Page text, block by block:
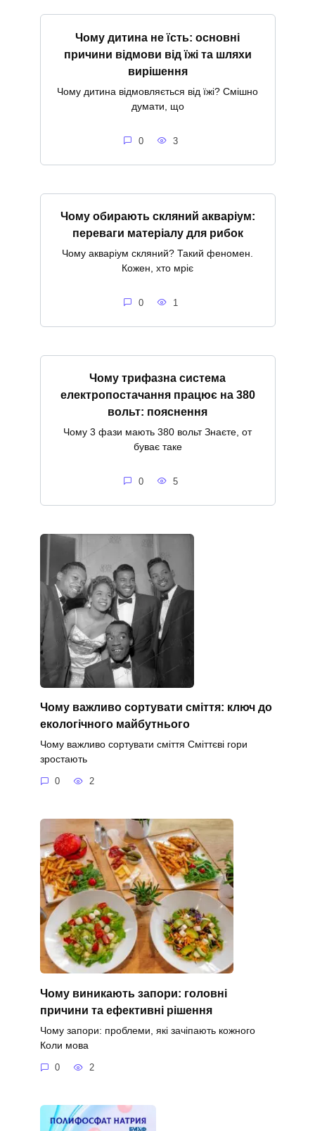
Чому дитина не їсть: основні
причини відмови від їжі та шляхи
вирішення
Чому дитина відмовляється від їжі? Смішно
думати, що
0 3
Чому обирають скляний акваріум:
переваги матеріалу для рибок
Чому акваріум скляний? Такий феномен.
Кожен, хто мріє
0 1
Чому трифазна система
електропостачання працює на 380
вольт: пояснення
Чому 3 фази мають 380 вольт Знаєте, от
буває таке
0 5
Чому важливо сортувати сміття: ключ до
екологічного майбутнього
Чому важливо сортувати сміття Сміттєві гори
зростають
0 2
Чому виникають запори: головні
причини та ефективні рішення
Чому запори: проблеми, які зачіпають кожного
Коли мова
0 2